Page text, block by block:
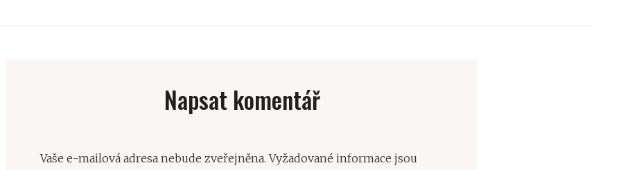
Napsat komentář
Vaše e-mailová adresa nebude zveřejněna. Vyžadované informace jsou